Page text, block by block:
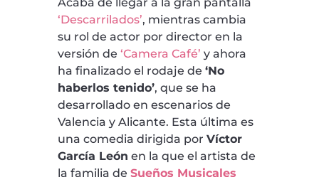
‘Descarrilados’, mientras cambia
su rol de actor por director en la
versión de ‘Camera Café’ y ahora
ha finalizado el rodaje de ‘No
haberlos tenido’, que se ha
desarrollado en escenarios de
Valencia y Alicante. Esta última es
una comedia dirigida por Víctor
García León en la que el artista de
la familia de Sueños Musicales